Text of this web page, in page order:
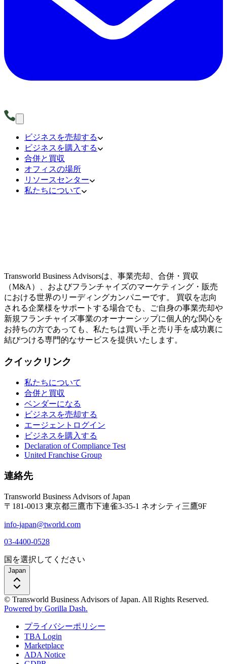
ビジネスを売却する
ビジネスを購入する
合併と買収
オフィスの場所
リソースセンター
私たちについて
Transworld Business Advisorsは、事業売却、合併・買収
（M&A）、およびフランチャイズのマーケティング・販売
における世界のリーディングカンパニーです。 買収を志向
される企業様をサポートする場合でも、ご自身の事業売却や
新規フランチャイズ事業のオーナーシップに個人的な関心を
お持ちの方であっても、私たちは買い手と売り手を成功裏に
結びつける専門的なサービスを提供いたします。
クイックリンク
私たちについて
合併と買収
ベンダーになる
ビジネスを売却する
エージェントログイン
ビジネスを購入する
Declaration of Compliance Test
United Franchise Group
連絡先
Transworld Business Advisors of Japan
〒181-0013 東京都三鷹市下連雀3-35-1 ネオシティ三鷹9F
info-japan@tworld.com
03-4400-0528
国を選択してください
Japan
© Transworld Business Advisors of Japan. All Rights Reserved.
Powered by Gorilla Dash.
プライバシーポリシー
TBA Login
Marketplace
ADA Notice